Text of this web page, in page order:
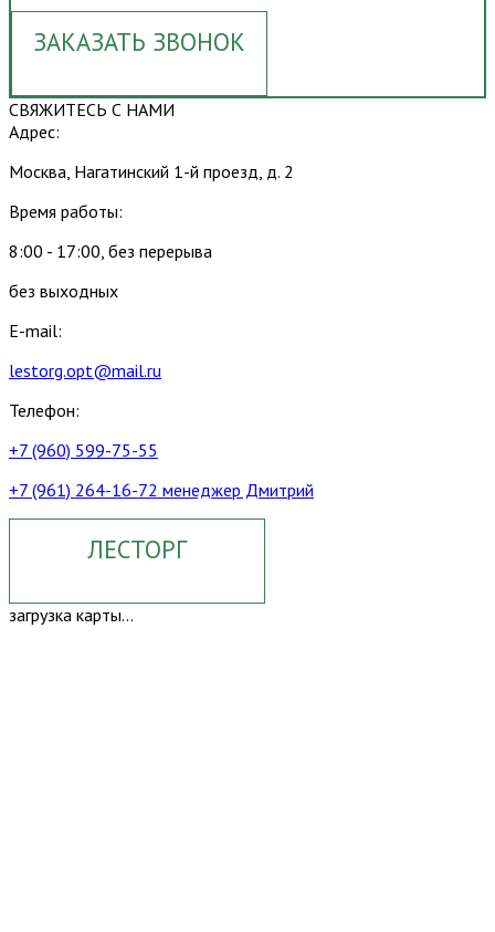
ЗАКАЗАТЬ ЗВОНОК
СВЯЖИТЕСЬ С НАМИ
Адрес:
Москва, Нагатинский 1-й проезд, д. 2
Время работы:
8:00 - 17:00, без перерыва
без выходных
E-mail:
lestorg.opt@mail.ru
Телефон:
+7 (960) 599-75-55
+7 (961) 264-16-72 менеджер Дмитрий
ЛЕСТОРГ
загрузка карты...